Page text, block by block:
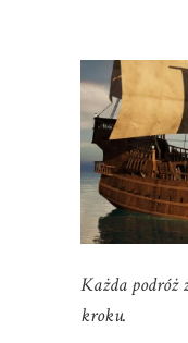
Każda podróż
kroku.